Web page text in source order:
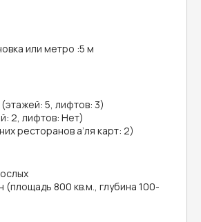
или метро :5 м
5, лифтов: 3)
2, лифтов: Нет)
ресторанов а’ля карт: 2)
(площадь 800 кв.м., глубина 100-